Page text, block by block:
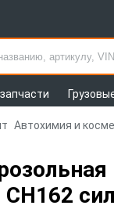
Автохимия и
CH162